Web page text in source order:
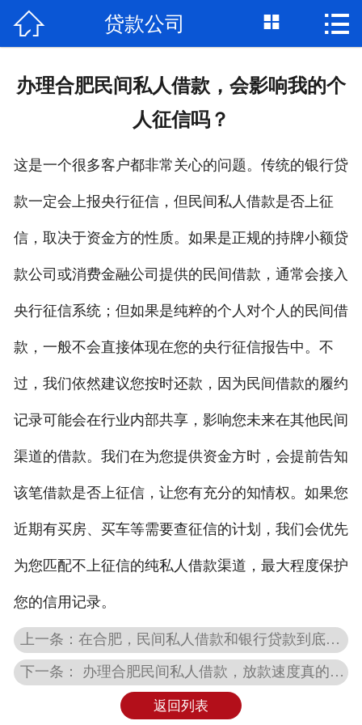
首页
私人借款
个人资金
个人贷款
私人借款
 贷款公司  
办理合肥民间私人借款，会影响我的个
人征信吗？
这是一个很多客户都非常关心的问题。传统的银行贷
款一定会上报央行征信，但民间私人借款是否上征
信，取决于资金方的性质。如果是正规的持牌小额贷
款公司或消费金融公司提供的民间借款，通常会接入
央行征信系统；但如果是纯粹的个人对个人的民间借
款，一般不会直接体现在您的央行征信报告中。不
过，我们依然建议您按时还款，因为民间借款的履约
记录可能会在行业内部共享，影响您未来在其他民间
渠道的借款。我们在为您提供资金方时，会提前告知
该笔借款是否上征信，让您有充分的知情权。如果您
近期有买房、买车等需要查征信的计划，我们会优先
为您匹配不上征信的纯私人借款渠道，最大程度保护
您的信用记录。
上一条：在合肥，民间私人借款和银行贷款到底有什么区别？适合哪些人群？
下一条： 办理合肥民间私人借款，放款速度真的有那么快吗？需要多久？
返回列表